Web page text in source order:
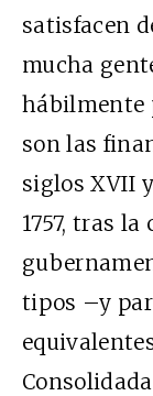
satisfacen
mucha
hábilmente
son las
siglos XVII
1757, tras
tipos –y